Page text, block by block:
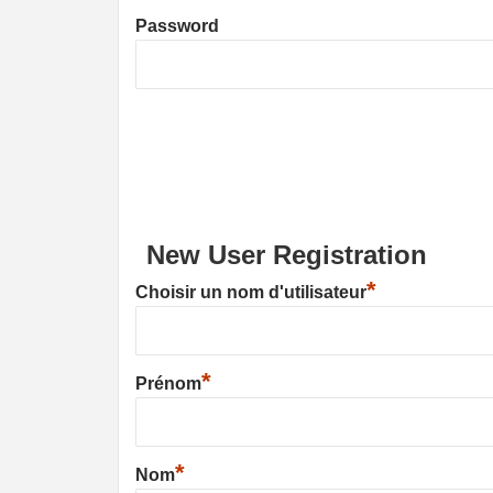
Password
New User Registration
Choisir un nom d'utilisateur*
Prénom*
Nom*